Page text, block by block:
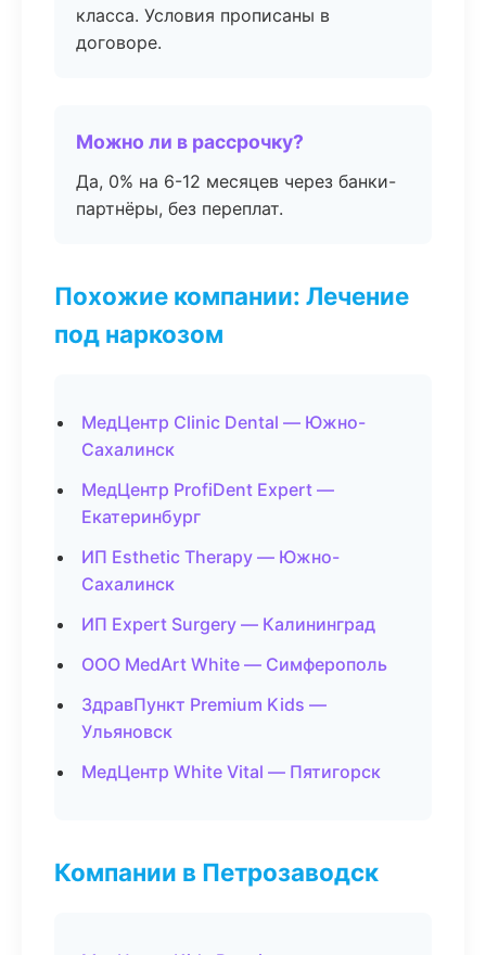
класса. Условия прописаны в
договоре.
Можно ли в рассрочку?
Да, 0% на 6-12 месяцев через банки-
партнёры, без переплат.
Похожие компании: Лечение
под наркозом
МедЦентр Clinic Dental — Южно-
Сахалинск
МедЦентр ProfiDent Expert —
Екатеринбург
ИП Esthetic Therapy — Южно-
Сахалинск
ИП Expert Surgery — Калининград
ООО MedArt White — Симферополь
ЗдравПункт Premium Kids —
Ульяновск
МедЦентр White Vital — Пятигорск
Компании в Петрозаводск